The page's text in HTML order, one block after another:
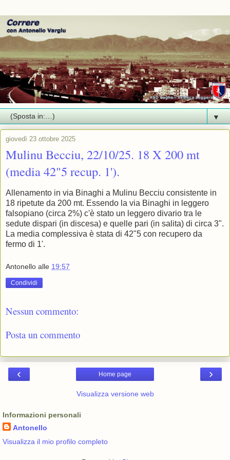
▼
giovedì 23 ottobre 2025
Mulinu Becciu, 22/10/25. 18 X 200 mt
(media 42"5 recup. 1').
Allenamento in via Binaghi a Mulinu Becciu consistente in
18 ripetute da 200 mt. Essendo la via Binaghi in leggero
falsopiano (circa 2%) c'è stato un leggero divario tra le
sedute dispari (in discesa) e quelle pari (in salita) di circa 3".
La media complessiva è stata di 42"5 con recupero da
fermo di 1'.
Antonello alle 19:57
Condividi
Nessun commento:
Posta un commento
‹ ›
Home page
Visualizza versione web
Informazioni personali
Antonello
Visualizza il mio profilo completo